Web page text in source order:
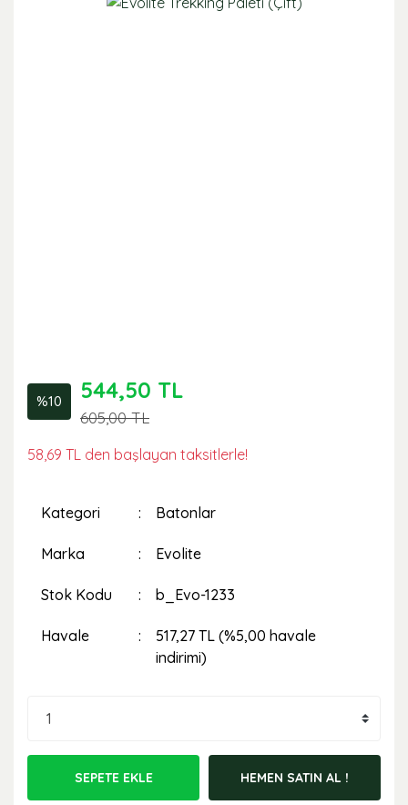
%10 544,50 TL
605,00 TL
58,69 TL den başlayan taksitlerle!
Kategori Batonlar
Marka Evolite
Stok Kodu b_Evo-1233
Havale
517,27 TL (%5,00 havale
indirimi)
SEPETE EKLE HEMEN SATIN AL !